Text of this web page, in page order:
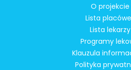
O projekcie
Lista
Lista lekarzy
Programy
Klauzula
Polityka